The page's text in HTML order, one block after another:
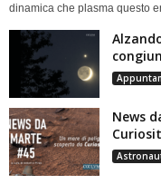
dinamica che plasma questo
News